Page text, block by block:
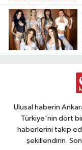
Ulusal haberin
Türkiye'nin dört
haberlerini takip
şekillendirin.